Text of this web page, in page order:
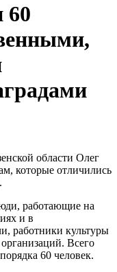
60
области Олег
которые отличились
работающие на
и в
работники культуры
Всего
60 человек.